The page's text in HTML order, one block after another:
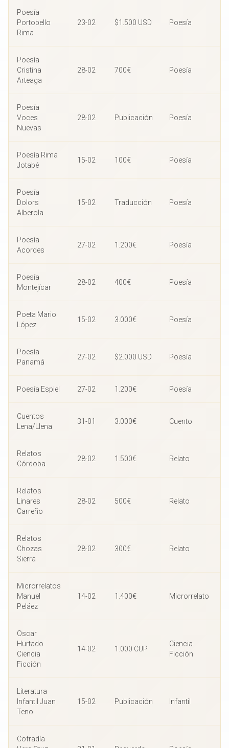
Poesía
Portobello
Rima
23-02 $1.500 USD Poesía
Poesía
Cristina
Arteaga
28-02 700€ Poesía
Poesía
Voces
Nuevas
28-02 Publicación Poesía
Poesía Rima
Jotabé
15-02 100€ Poesía
Poesía
Dolors
Alberola
15-02 Traducción Poesía
Poesía
Acordes
27-02 1.200€ Poesía
Poesía
Montejícar
28-02 400€ Poesía
Poeta Mario
López
15-02 3.000€ Poesía
Poesía
Panamá
27-02 $2.000 USD Poesía
Poesía Espiel 27-02 1.200€ Poesía
Cuentos
Lena/Llena
31-01 3.000€ Cuento
Relatos
Córdoba
28-02 1.500€ Relato
Relatos
Linares
Carreño
28-02 500€ Relato
Relatos
Chozas
Sierra
28-02 300€ Relato
Microrrelatos
Manuel
Peláez
14-02 1.400€ Microrrelato
Oscar
Hurtado
Ciencia
Ficción
14-02 1.000 CUP
Ciencia
Ficción
Literatura
Infantil Juan
Teno
15-02 Publicación Infantil
Cofradía